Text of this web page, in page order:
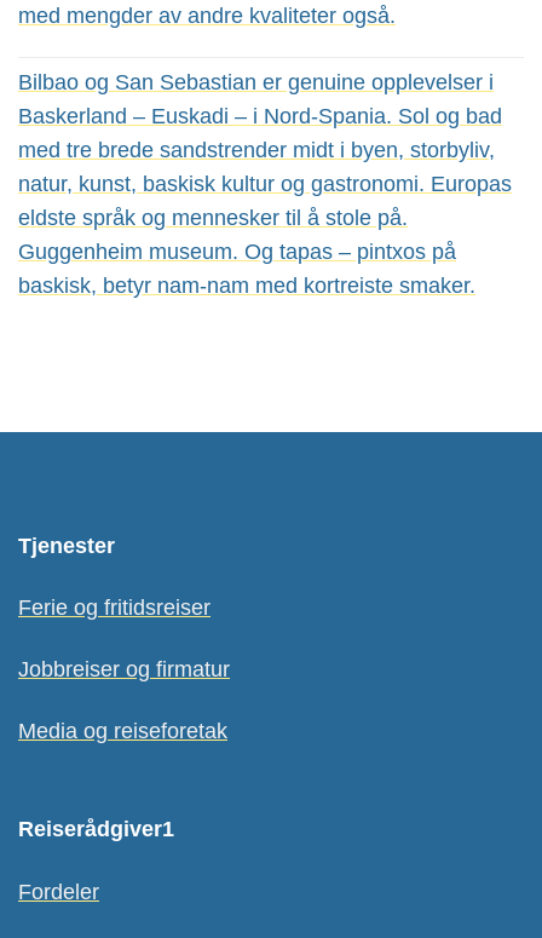
med mengder av andre kvaliteter også.
Bilbao og San Sebastian er genuine opplevelser i
Baskerland – Euskadi – i Nord-Spania. Sol og bad
med tre brede sandstrender midt i byen, storbyliv,
natur, kunst, baskisk kultur og gastronomi. Europas
eldste språk og mennesker til å stole på.
Guggenheim museum. Og tapas – pintxos på
baskisk, betyr nam-nam med kortreiste smaker.
Tjenester
Ferie og fritidsreiser
Jobbreiser og firmatur
Media og reiseforetak
Reiserådgiver1
Fordeler